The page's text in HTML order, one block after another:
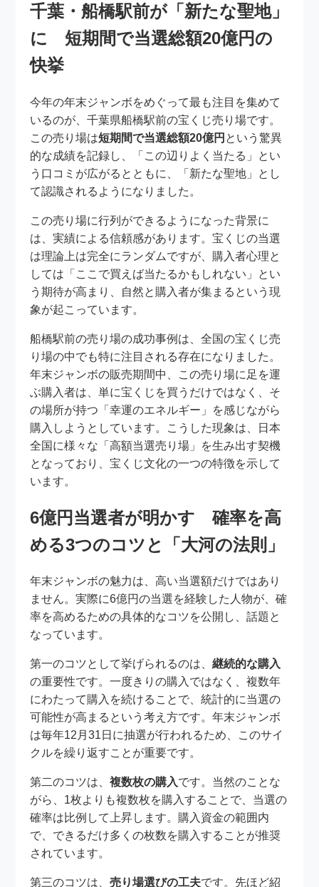
千葉・船橋駅前が「新たな聖地」
に 短期間で当選総額20億円の
快挙
今年の年末ジャンボをめぐって最も注目を集めて
いるのが、千葉県船橋駅前の宝くじ売り場です。
この売り場は短期間で当選総額20億円 という驚異
的な成績を記録し、「この辺りよく当たる」とい
う口コミが広がるとともに、「新たな聖地」とし
て認識されるようになりました。
この売り場に行列ができるようになった背景に
は、実績による信頼感があります。宝くじの当選
は理論上は完全にランダムですが、購入者心理と
しては「ここで買えば当たるかもしれない」とい
う期待が高まり、自然と購入者が集まるという現
象が起こっています。
船橋駅前の売り場の成功事例は、全国の宝くじ売
り場の中でも特に注目される存在になりました。
年末ジャンボの販売期間中、この売り場に足を運
ぶ購入者は、単に宝くじを買うだけではなく、そ
の場所が持つ「幸運のエネルギー」を感じながら
購入しようとしています。こうした現象は、日本
全国に様々な「高額当選売り場」を生み出す契機
となっており、宝くじ文化の一つの特徴を示して
います。
6億円当選者が明かす 確率を高
める3つのコツと「大河の法則」
年末ジャンボの魅力は、高い当選額だけではあり
ません。実際に6億円の当選を経験した人物が、確
率を高めるための具体的なコツを公開し、話題と
なっています。
第一のコツとして挙げられるのは、継続的な購入
の重要性です。一度きりの購入ではなく、複数年
にわたって購入を続けることで、統計的に当選の
可能性が高まるという考え方です。年末ジャンボ
は毎年12月31日に抽選が行われるため、このサイ
クルを繰り返すことが重要です。
第二のコツは、複数枚の購入です。当然のことな
がら、1枚よりも複数枚を購入することで、当選の
確率は比例して上昇します。購入資金の範囲内
で、できるだけ多くの枚数を購入することが推奨
されています。
第三のコツは、売り場選びの工夫です。先ほど紹